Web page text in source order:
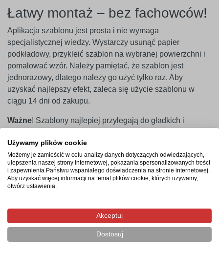
Łatwy montaż – bez fachowców!
Aplikacja szablonu jest prosta i nie wymaga
specjalistycznej wiedzy. Wystarczy usunąć papier
podkładowy, przykleić szablon na wybranej powierzchni i
pomalować wzór. Należy pamiętać, że szablon jest
jednorazowy, dlatego należy go użyć tylko raz. Aby
uzyskać najlepszy efekt, zaleca się użycie szablonu w
ciągu 14 dni od zakupu.
Ważne! Szablony najlepiej przylegają do gładkich i
farbami o wysokiej zawartości lateksu (np. ceramicznymi,
plamoodpornymi) zalecamy wcześniejsze
przeprowadzenie próby przyczepności. Producent nie
ponosi odpowiedzialności za nieprawidłowe zastosowanie
produktu. Szablon należy montować minimum 14 dni po
Termin realizacji
Używamy plików cookie
Możemy je zamieścić w celu analizy danych dotyczących odwiedzających,
ulepszenia naszej strony internetowej, pokazania spersonalizowanych treści
i zapewnienia Państwu wspaniałego doświadczenia na stronie internetowej.
Aby uzyskać więcej informacji na temat plików cookie, których używamy,
otwórz ustawienia.
Akceptuj
Dostosuj